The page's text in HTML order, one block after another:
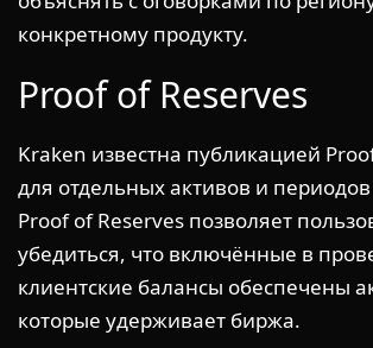
конкретному продукту.
Proof of Reserves
Kraken известна публикацией
для отдельных активов и
Proof of Reserves позволяет
убедиться, что включённые в
клиентские балансы обеспечены
которые удерживает биржа.